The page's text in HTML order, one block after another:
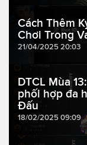
Cách Thêm
Chơi Trong
21/04/2025 20:03
DTCL Mùa
phối hợp đa
Đấu
18/02/2025 09:09